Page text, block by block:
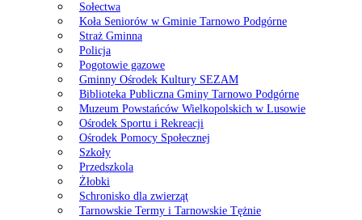
Sołectwa
Koła Seniorów w Gminie Tarnowo Podgórne
Straż Gminna
Policja
Pogotowie gazowe
Gminny Ośrodek Kultury SEZAM
Biblioteka Publiczna Gminy Tarnowo Podgórne
Muzeum Powstańców Wielkopolskich w Lusowie
Ośrodek Sportu i Rekreacji
Ośrodek Pomocy Społecznej
Szkoły
Przedszkola
Żłobki
Schronisko dla zwierząt
Tarnowskie Termy i Tarnowskie Tężnie